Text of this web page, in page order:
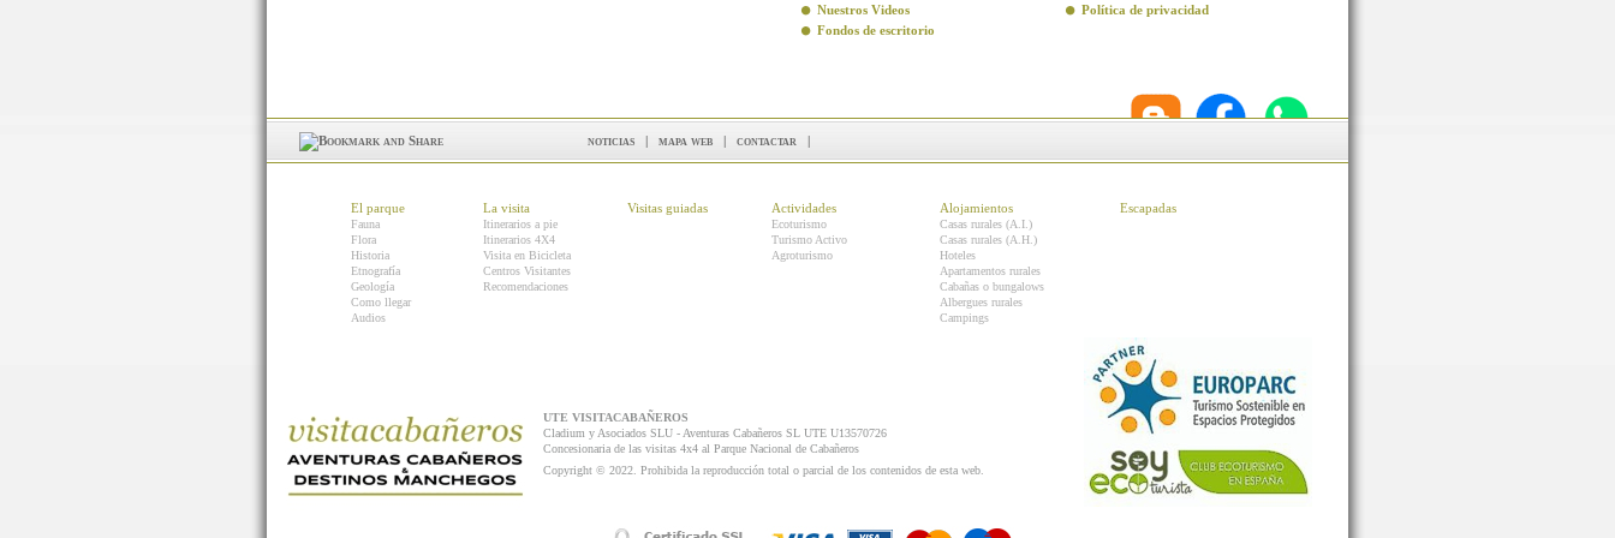
Nuestros Videos
Fondos de escritorio
Política de privacidad
noticias | mapa web | contactar |
El parque
Fauna
Flora
Historia
Etnografía
Geología
Como llegar
Audios
La visita
Itinerarios a pie
Itinerarios 4X4
Visita en Bicicleta
Centros Visitantes
Recomendaciones
Visitas guiadas Actividades
Ecoturismo
Turismo Activo
Agroturismo
Alojamientos
Casas rurales (A.I.)
Casas rurales (A.H.)
Hoteles
Apartamentos rurales
Cabañas o bungalows
Albergues rurales
Campings
Escapadas
UTE VISITACABAÑEROS
Cladium y Asociados SLU - Aventuras Cabañeros SL UTE U13570726
Concesionaria de las visitas 4x4 al Parque Nacional de Cabañeros
Copyright © 2022. Prohibida la reproducción total o parcial de los contenidos de esta web.